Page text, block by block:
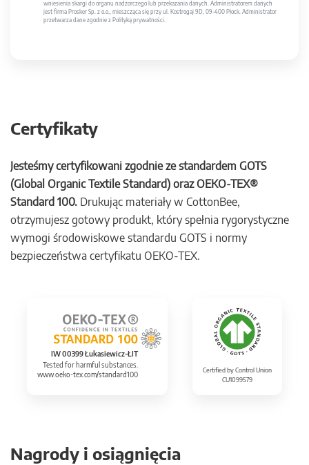
wniesienia skargi do organu nadzorczego lub przekazania danych. Administratorem danych
jest firma Prosker Sp. z o.o., mieszcząca się przy ul. Kostrogaj 9D, 09-400 Płock. Administrator
przetwarza dane zgodnie z Polityką prywatności.
Certyfikaty
Jesteśmy certyfikowani zgodnie ze standardem GOTS
(Global Organic Textile Standard) oraz OEKO-TEX®
Standard 100. Drukując materiały w CottonBee,
otrzymujesz gotowy produkt, który spełnia rygorystyczne
wymogi środowiskowe standardu GOTS i normy
bezpieczeństwa certyfikatu OEKO-TEX.
IW 00399 Łukasiewicz-ŁIT
Tested for harmful substances.
www.oeko-tex.com/standard100
Certified by Control Union
CU1099579
Nagrody i osiągnięcia